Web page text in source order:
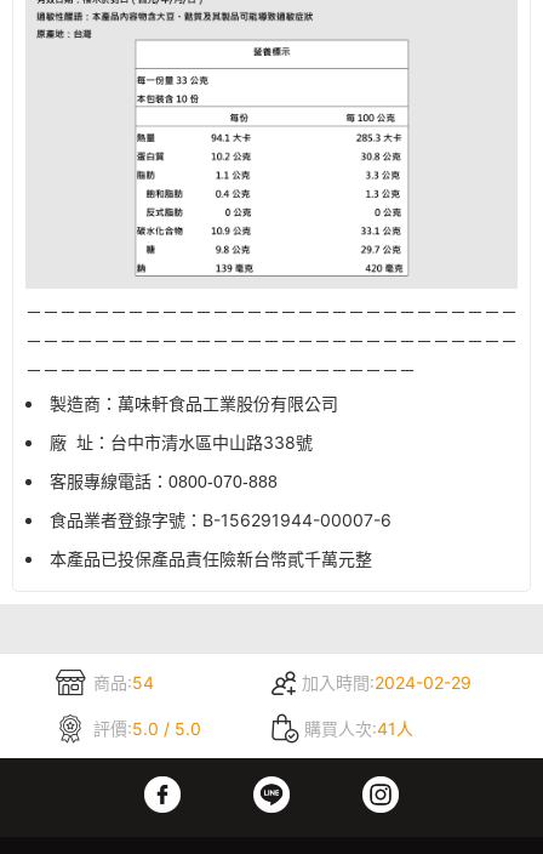
－－－－－－－－－－－－－－－－－－－－－－－－－－－－－
－－－－－－－－－－－－－－－－－－－－－－－－－－－－－
－－－－－－－－－－－－－－－－－－－－－－－
製造商：萬味軒食品工業股份有限公司
廠 址：台中市清水區中山路338號
客服專線電話： 0800-070-888
食品業者登錄字號： B-156291944-00007-6
本產品已投保產品責任險新台幣貳千萬元整
商品:54 加入時間:2024-02-29
評價:5.0 / 5.0 購買人次:41人